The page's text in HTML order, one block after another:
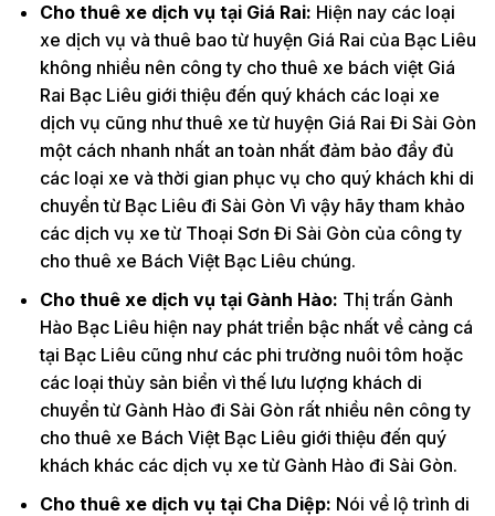
Cho thuê xe dịch vụ tại Giá Rai: Hiện nay các loại
xe dịch vụ và thuê bao từ huyện Giá Rai của Bạc Liêu
không nhiều nên công ty cho thuê xe bách việt Giá
Rai Bạc Liêu giới thiệu đến quý khách các loại xe
dịch vụ cũng như thuê xe từ huyện Giá Rai Đi Sài Gòn
một cách nhanh nhất an toàn nhất đảm bảo đầy đủ
các loại xe và thời gian phục vụ cho quý khách khi di
chuyển từ Bạc Liêu đi Sài Gòn Vì vậy hãy tham khảo
các dịch vụ xe từ Thoại Sơn Đi Sài Gòn của công ty
cho thuê xe Bách Việt Bạc Liêu chúng.
Cho thuê xe dịch vụ tại Gành Hào: Thị trấn Gành
Hào Bạc Liêu hiện nay phát triển bậc nhất về cảng cá
tại Bạc Liêu cũng như các phi trường nuôi tôm hoặc
các loại thủy sản biển vì thế lưu lượng khách di
chuyển từ Gành Hào đi Sài Gòn rất nhiều nên công ty
cho thuê xe Bách Việt Bạc Liêu giới thiệu đến quý
khách khác các dịch vụ xe từ Gành Hào đi Sài Gòn.
Cho thuê xe dịch vụ tại Cha Diệp: Nói về lộ trình di